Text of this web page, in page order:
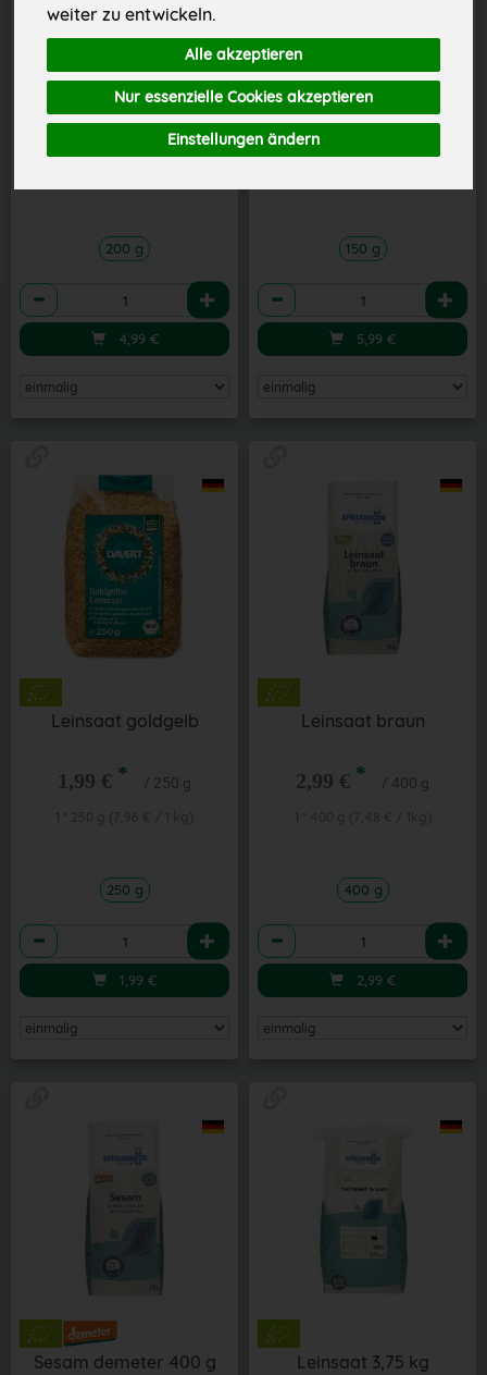
weiter zu entwickeln.
Alle akzeptieren
Nur essenzielle Cookies akzeptieren
Einstellungen ändern
Datteln Medjool
/ 200 g
200 g
Anzahl
4,99 €
5,99 €
150 g
Anzahl
5,99 €
Leinsaat goldgelb
1,99 € * / 250 g
250 g
Anzahl
1,99 €
Leinsaat braun
2,99 € * / 400 g
400 g
Anzahl
2,99 €
Sesam demeter 400 g Leinsaat 3,75 kg